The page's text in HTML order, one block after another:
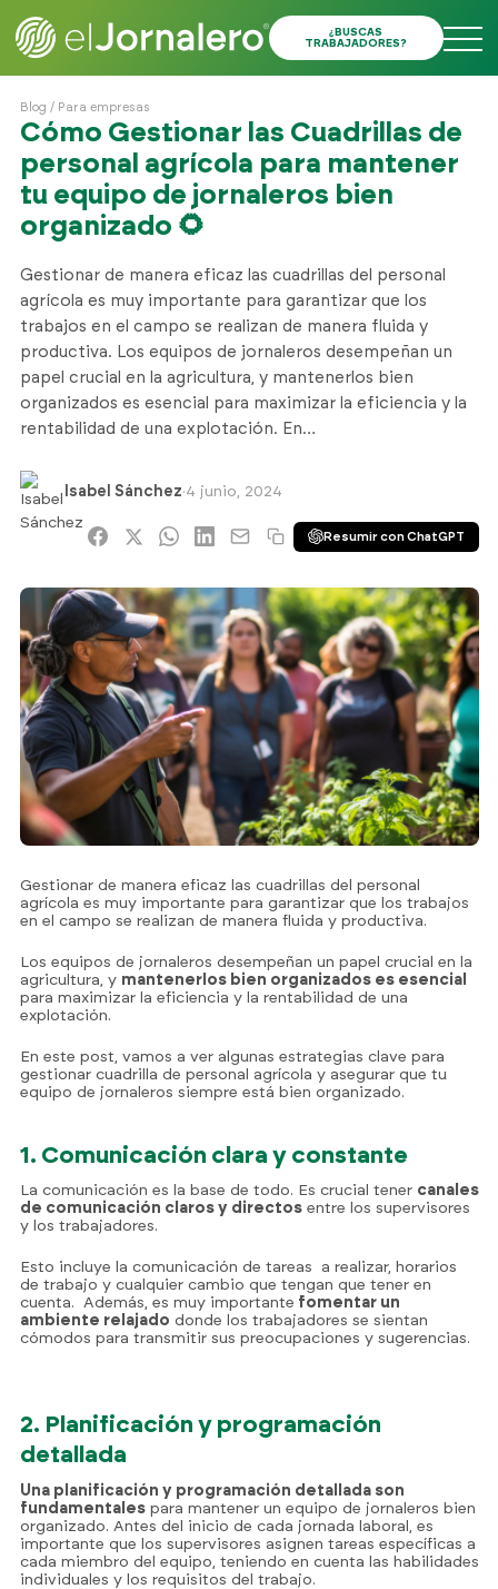
¿BUSCAS
TRABAJADORES?
Blog / Para empresas
Cómo Gestionar las Cuadrillas de
personal agrícola para mantener
tu equipo de jornaleros bien
organizado 🌻
Gestionar de manera eficaz las cuadrillas del personal
agrícola es muy importante para garantizar que los
trabajos en el campo se realizan de manera fluida y
productiva. Los equipos de jornaleros desempeñan un
papel crucial en la agricultura, y mantenerlos bien
organizados es esencial para maximizar la eficiencia y la
rentabilidad de una explotación. En…
Isabel Sánchez·4 junio, 2024
Resumir con ChatGPT
Gestionar de manera eficaz las cuadrillas del personal
agrícola es muy importante para garantizar que los trabajos
en el campo se realizan de manera fluida y productiva.
Los equipos de jornaleros desempeñan un papel crucial en la
agricultura, y mantenerlos bien organizados es esencial
para maximizar la eficiencia y la rentabilidad de una
explotación.
En este post, vamos a ver algunas estrategias clave para
gestionar cuadrilla de personal agrícola y asegurar que tu
equipo de jornaleros siempre está bien organizado.
1. Comunicación clara y constante
La comunicación es la base de todo. Es crucial tener canales
de comunicación claros y directosentre los supervisores
y los trabajadores.
Esto incluye la comunicación de tareas a realizar, horarios
de trabajo y cualquier cambio que tengan que tener en
cuenta. Además, es muy importante fomentar un
ambiente relajado donde los trabajadores se sientan
cómodos para transmitir sus preocupaciones y sugerencias.
2. Planificación y programación
detallada
Una planificación y programación detallada son
fundamentalespara mantener un equipo de jornaleros bien
organizado. Antes del inicio de cada jornada laboral, es
importante que los supervisores asignen tareas específicas a
cada miembro del equipo, teniendo en cuenta las habilidades
individuales y los requisitos del trabajo.